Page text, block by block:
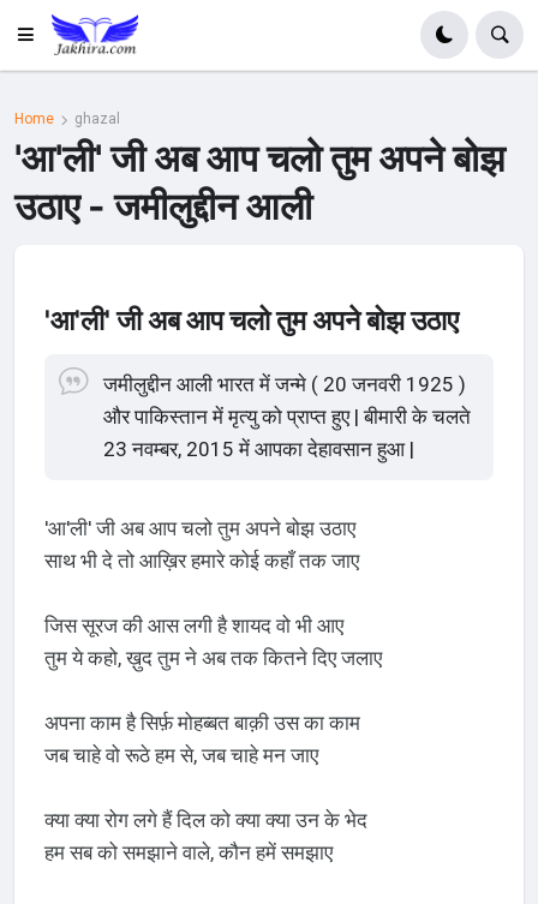
Home ghazal
'आ'ली' जी अब आप चलो तुम अपने बोझ
उठाए - जमीलुद्दीन आली
'आ'ली' जी अब आप चलो तुम अपने बोझ उठाए
जमीलुद्दीन आली भारत में जन्मे ( 20 जनवरी 1925 )
और पाकिस्तान में मृत्यु को प्राप्त हुए | बीमारी के चलते
23 नवम्बर, 2015 में आपका देहावसान हुआ |
'आ'ली' जी अब आप चलो तुम अपने बोझ उठाए
साथ भी दे तो आख़िर हमारे कोई कहाँ तक जाए
जिस सूरज की आस लगी है शायद वो भी आए
तुम ये कहो, ख़ुद तुम ने अब तक कितने दिए जलाए
अपना काम है सिर्फ़ मोहब्बत बाक़ी उस का काम
जब चाहे वो रूठे हम से, जब चाहे मन जाए
क्या क्या रोग लगे हैं दिल को क्या क्या उन के भेद
हम सब को समझाने वाले, कौन हमें समझाए